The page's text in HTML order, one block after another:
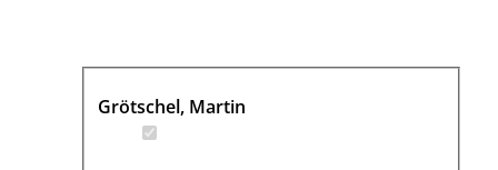
Grötschel, Martin